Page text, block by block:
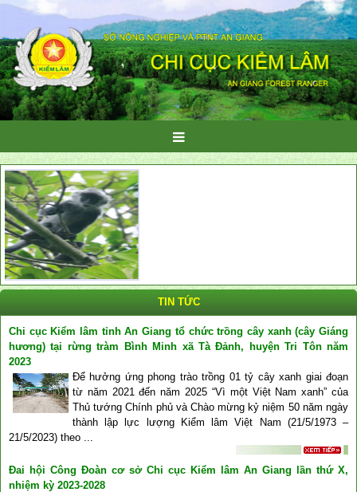
TIN TỨC
Chi cục Kiểm lâm tỉnh An Giang tổ chức trồng cây xanh (cây Giáng
hương) tại rừng tràm Bình Minh xã Tà Đảnh, huyện Tri Tôn năm
2023
Để hưởng ứng phong trào trồng 01 tỷ cây xanh giai đoạn
từ năm 2021 đến năm 2025 “Vì một Việt Nam xanh” của
Thủ tướng Chính phủ và Chào mừng kỷ niệm 50 năm ngày
thành lập lực lượng Kiểm lâm Việt Nam (21/5/1973 –
21/5/2023) theo ...
Đai hội Công Đoàn cơ sở Chi cục Kiểm lâm An Giang lần thứ X,
nhiệm kỳ 2023-2028